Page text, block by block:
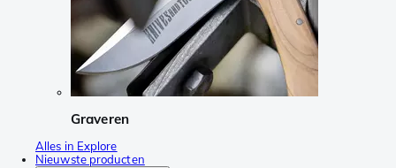
Graveren
Alles in Explore
Nieuwste producten